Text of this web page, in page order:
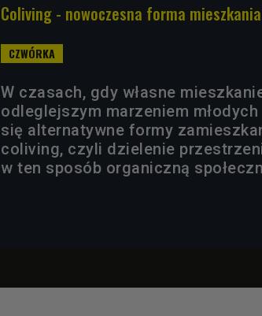
Coliving - nowoczesna forma
W czasach, gdy własne
odleglejszym marzeniem
się alternatywne formy
coliving, czyli dzielenie
w ten sposób organiczną